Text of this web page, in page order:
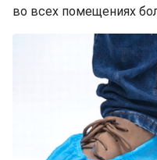
во всех помещениях